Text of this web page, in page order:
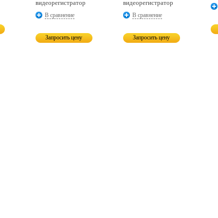
видеорегистратор
В сравнение
Запросить цену
видеорегистратор
В сравнение
Запросить цену